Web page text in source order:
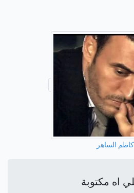
كاظم الساهر
اه مكتوبة